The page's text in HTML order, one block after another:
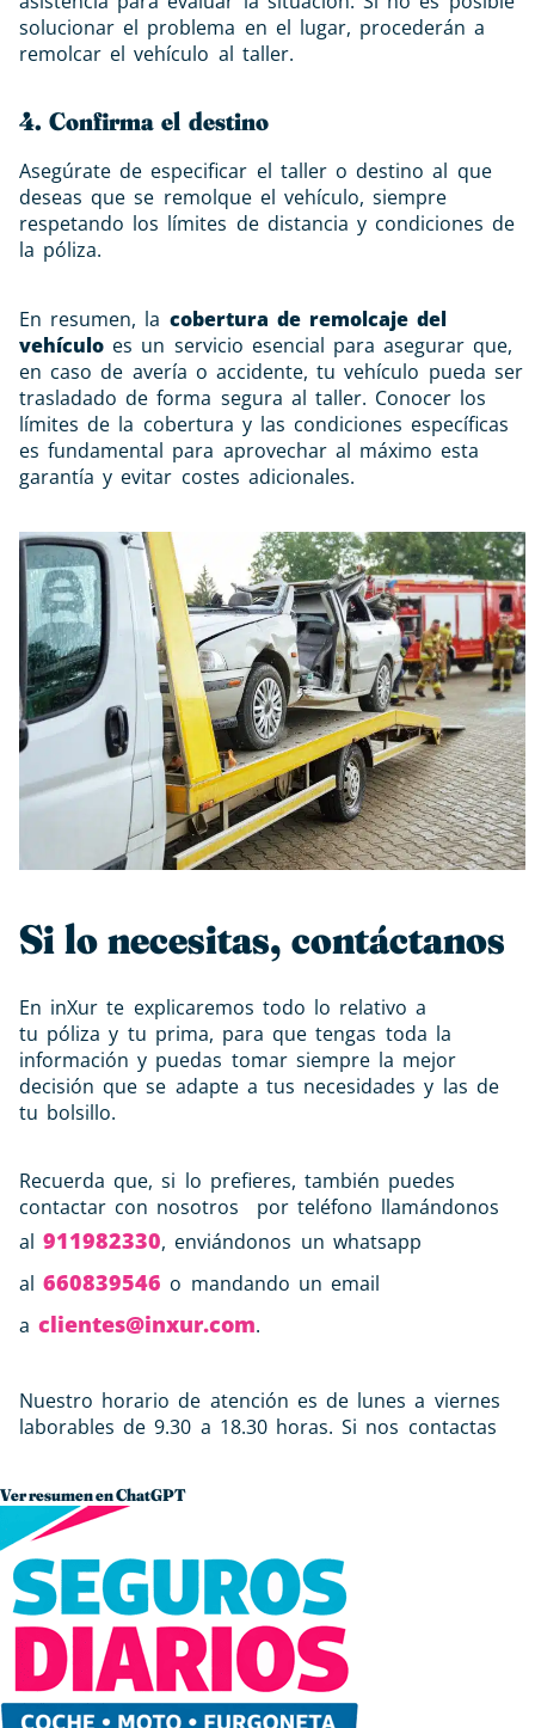
solucionar el problema en el lugar, procederán a
remolcar el vehículo al taller.
4. Confirma el destino
Asegúrate de especificar el taller o destino al que
deseas que se remolque el vehículo, siempre
respetando los límites de distancia y condiciones de
la póliza.
En resumen, la cobertura de remolcaje del
vehículo es un servicio esencial para asegurar que,
en caso de avería o accidente, tu vehículo pueda ser
trasladado de forma segura al taller. Conocer los
límites de la cobertura y las condiciones específicas
es fundamental para aprovechar al máximo esta
garantía y evitar costes adicionales.
Si lo necesitas, contáctanos
En inXur te explicaremos todo lo relativo a
tu póliza y tu prima, para que tengas toda la
información y puedas tomar siempre la mejor
decisión que se adapte a tus necesidades y las de
tu bolsillo.
Recuerda que, si lo prefieres, también puedes
contactar con nosotros por teléfono llamándonos
al911982330, enviándonos un whatsapp
al660839546 o mandando un email
aclientes@inxur.com.
Nuestro horario de atención es de lunes a viernes
laborables de 9.30 a 18.30 horas. Si nos contactas
Ver resumen en ChatGPT